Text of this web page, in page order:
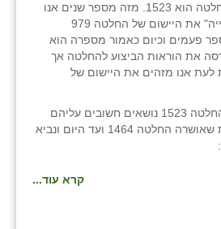
ומעתה מספרה של ההחלטה הוא 1523. מזה מספר שנים אנו
לומדים תוך "ניסויי ותהייה" את היישום של החלטה 979
פעמים וכיום כאמור מספרה הוא
פרסה את הוראות הביצוע להחלטה אך
לעת אנו מזהים את היישום של
כעת הוטעמו רשמית בהחלטה 1523 נושאים חשובים עליהם
דובר במהלך הדרך מעת שאושרה החלטה 1464 ועד היום ונביא
קרא עוד...